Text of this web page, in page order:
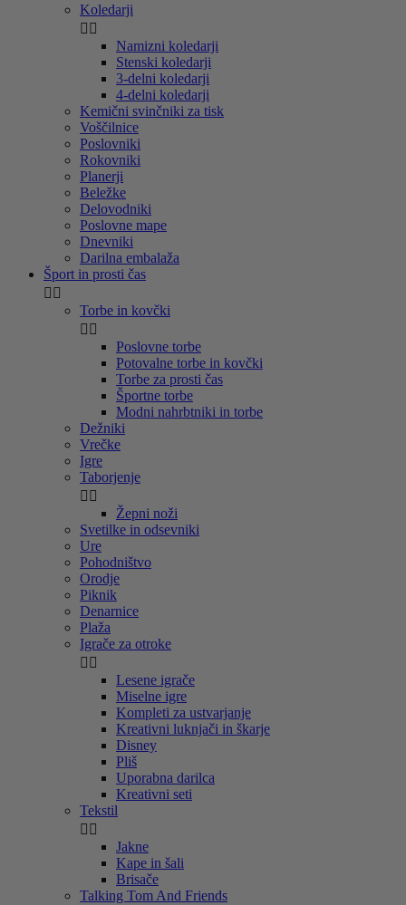
Koledarji
 
Namizni koledarji
Stenski koledarji
3-delni koledarji
4-delni koledarji
Kemični svinčniki za tisk
Voščilnice
Poslovniki
Rokovniki
Planerji
Beležke
Delovodniki
Poslovne mape
Dnevniki
Darilna embalaža
Šport in prosti čas
 
Torbe in kovčki
 
Poslovne torbe
Potovalne torbe in kovčki
Torbe za prosti čas
Športne torbe
Modni nahrbtniki in torbe
Dežniki
Vrečke
Igre
Taborjenje
 
Žepni noži
Svetilke in odsevniki
Ure
Pohodništvo
Orodje
Piknik
Denarnice
Plaža
Igrače za otroke
 
Lesene igrače
Miselne igre
Kompleti za ustvarjanje
Kreativni luknjači in škarje
Disney
Pliš
Uporabna darilca
Kreativni seti
Tekstil
 
Jakne
Kape in šali
Brisače
Talking Tom And Friends